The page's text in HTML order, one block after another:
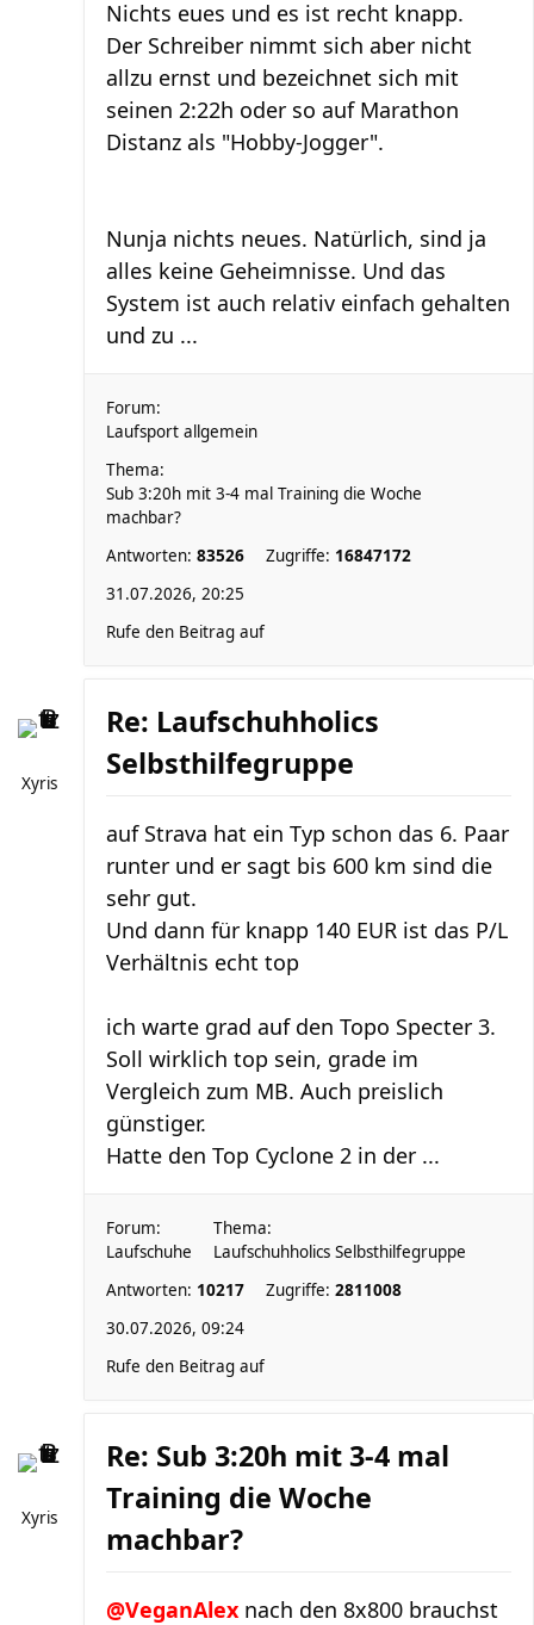
Nichts eues und es ist recht knapp.
Der Schreiber nimmt sich aber nicht
allzu ernst und bezeichnet sich mit
seinen 2:22h oder so auf Marathon
Distanz als "Hobby-Jogger".
Nunja nichts neues. Natürlich, sind ja
alles keine Geheimnisse. Und das
System ist auch relativ einfach gehalten
und zu ...
Forum:
Laufsport allgemein
Thema:
Sub 3:20h mit 3-4 mal Training die Woche
machbar?
Antworten: 83526 Zugriffe: 16847172
31.07.2026, 20:25
Rufe den Beitrag auf
Xyris
Re: Laufschuhholics
Selbsthilfegruppe
auf Strava hat ein Typ schon das 6. Paar
runter und er sagt bis 600 km sind die
sehr gut.
Und dann für knapp 140 EUR ist das P/L
Verhältnis echt top
ich warte grad auf den Topo Specter 3.
Soll wirklich top sein, grade im
Vergleich zum MB. Auch preislich
günstiger.
Hatte den Top Cyclone 2 in der ...
Forum:
Laufschuhe
Thema:
Laufschuhholics Selbsthilfegruppe
Antworten: 10217 Zugriffe: 2811008
30.07.2026, 09:24
Rufe den Beitrag auf
Xyris
Re: Sub 3:20h mit 3-4 mal
Training die Woche
machbar?
@VeganAlex nach den 8x800 brauchst